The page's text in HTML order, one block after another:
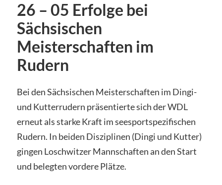
26 – 05 Erfolge bei
Sächsischen
Meisterschaften im
Rudern
Bei den Sächsischen Meisterschaften im Dingi-
und Kutterrudern präsentierte sich der WDL
erneut als starke Kraft im seesportspezifischen
Rudern. In beiden Disziplinen (Dingi und Kutter)
gingen Loschwitzer Mannschaften an den Start
und belegten vordere Plätze.